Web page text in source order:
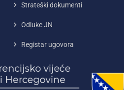
Strateški dokumenti
Odluke JN
Registar ugovora